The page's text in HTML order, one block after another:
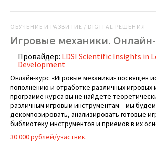
ОБУЧЕНИЕ И РАЗВИТИЕ / DIGITAL-РЕШЕНИЯ
Игровые механики.
Провайдер: LDSI Scientific Insights in
Development
Онлайн-курс «Игровые механики» посвящен
пополнению и отработке различных игровых
программе курса вы не найдете
различным игровым инструментам – мы
декомпозировать, анализировать готовые
библиотеку инструментов и приемов в их
30 000 рублей/участник.